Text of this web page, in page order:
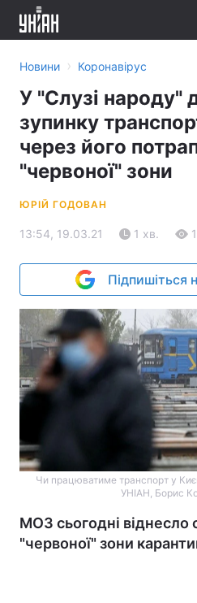
Новини › Коронавірус
У "Слузі народу"
зупинку
через його
"червоної" зони
ЮРІЙ ГОДОВАН
13:54, 19.03.21 1 хв.
Підпишіться
Чи працюватиме транспорт у
УНІАН, Борис
МОЗ сьогодні
"червоної" зони